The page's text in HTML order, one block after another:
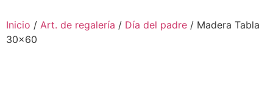
Inicio / Art. de regalería / Día del padre / Madera Tabla
30×60